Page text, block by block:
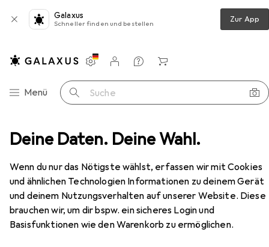
Deine Daten. Deine Wahl.
Wenn du nur das Nötigste wählst, erfassen wir mit Cookies
und ähnlichen Technologien Informationen zu deinem Gerät
und deinem Nutzungsverhalten auf unserer Website. Diese
brauchen wir, um dir bspw. ein sicheres Login und
Basisfunktionen wie den Warenkorb zu ermöglichen.
Galaxus
Schneller finden und bestellen Zur App
Navigation nach Kategorien
Menü Suche
Einstellungen
Kundenkonto
Vergleichslisten
Merklisten
Warenkorb
Hitec sunglasses Hi-tec Ecrins HT-680-1 black turquoise
Hitecsunglasses Hi-tec Ecrins HT-
680-1 black turquoise